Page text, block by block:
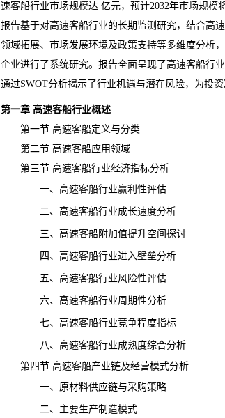
速客船行业市场规模达 亿元，预计2032年市场规模
报告基于对高速客船行业的长期监测研究，结合高
领域拓展、市场发展环境及政策支持等多维度分析
企业进行了系统研究。报告全面呈现了高速客船行
通过SWOT分析揭示了行业机遇与潜在风险，为投
第一章 高速客船行业概述
第一节 高速客船定义与分类
第二节 高速客船应用领域
第三节 高速客船行业经济指标分析
一、高速客船行业赢利性评估
二、高速客船行业成长速度分析
三、高速客船附加值提升空间探讨
四、高速客船行业进入壁垒分析
五、高速客船行业风险性评估
六、高速客船行业周期性分析
七、高速客船行业竞争程度指标
八、高速客船行业成熟度综合分析
第四节 高速客船产业链及经营模式分析
一、原材料供应链与采购策略
二、主要生产制造模式